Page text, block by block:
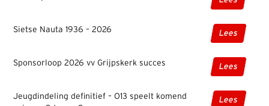
Sietse Nauta 1936 – 2026 Lees
Sponsorloop 2026 vv Grijpskerk succes Lees
Jeugdindeling definitief – O13 speelt komend
Lees